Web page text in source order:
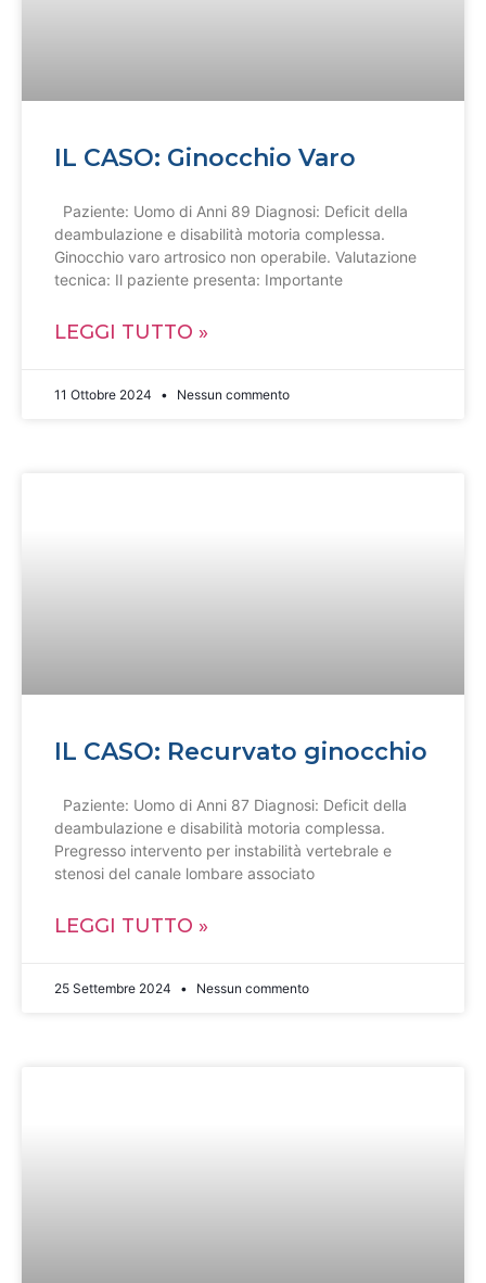
IL CASO: Ginocchio Varo
Paziente: Uomo di Anni 89 Diagnosi: Deficit della
deambulazione e disabilità motoria complessa.
Ginocchio varo artrosico non operabile. Valutazione
tecnica: Il paziente presenta: Importante
LEGGI TUTTO »
11 Ottobre 2024 Nessun commento
IL CASO: Recurvato ginocchio
Paziente: Uomo di Anni 87 Diagnosi: Deficit della
deambulazione e disabilità motoria complessa.
Pregresso intervento per instabilità vertebrale e
stenosi del canale lombare associato
LEGGI TUTTO »
25 Settembre 2024 Nessun commento